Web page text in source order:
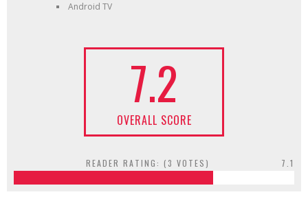
Android TV
7.2
OVERALL SCORE
READER RATING: ( 3 VOTES) 7.1